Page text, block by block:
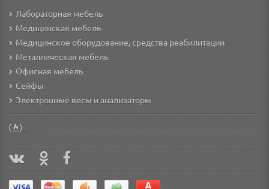
Лабораторная мебель
Медицинская мебель
Медицинское оборудование, средства реабилитации
Металлическая мебель
Офисная мебель
Сейфы
Электронные весы и анализаторы